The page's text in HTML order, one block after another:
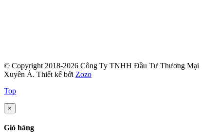
© Copyright 2018-2026 Công Ty TNHH Đầu Tư Thương Mại
Xuyên Á. Thiết kế bởi Zozo
Top
×
Giỏ hàng